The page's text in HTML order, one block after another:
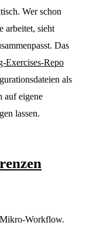
Wer schon
arbeitet, sieht
Das
Repo
als
auf eigene
lassen.
Workflow.